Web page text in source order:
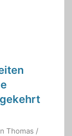
Thomas /